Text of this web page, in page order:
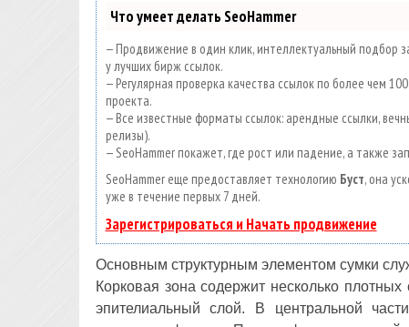
Что умеет делать SeoHammer
— Продвижение в один клик, интеллектуальный подбор
у лучших бирж ссылок.
— Регулярная проверка качества ссылок по более чем
проекта.
— Все известные форматы ссылок: арендные ссылки,
релизы).
— SeoHammer покажет, где рост или падение, а также
SeoHammer еще предоставляет технологию Буст, она
уже в течение первых 7 дней.
Зарегистрироваться и Начать продвижение
Основным структурным элементом сумки
Корковая зона содержит несколько
эпителиальный слой. В центральной